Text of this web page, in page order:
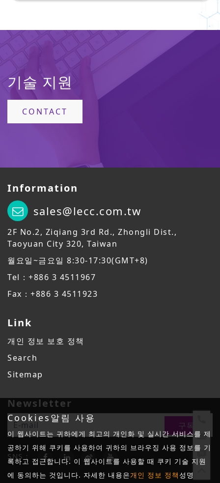
기술 지원
CONTACT
Information
sales@lecc.com.tw
2F No.2, Ziqiang 3rd Rd., Zhongli Dist.,
Taoyuan City 320, Taiwan
월요일~금요일 8:30-17:30(GMT+8)
Tel：+886 3 4511967
Fax：+886 3 4511923
Link
개인 정보 보호 정책
Search
Sitemap
Newsletter
SNS：
Cookies알림 사용
이 웹사이트는 귀하에게 최고의 개인화 및 실시간 서비스를 제
공하기 위해 쿠키를 사용하여 귀하의 브라우징 사용 정보를 기
록하고 접근합니다. 이 웹사이트를 사용할 때 쿠키 기술 지원
에 동의하는 것입니다. 자세한 내용은개인 정보 정책 성명